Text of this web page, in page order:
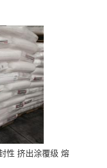
性 挤出涂覆级 熔